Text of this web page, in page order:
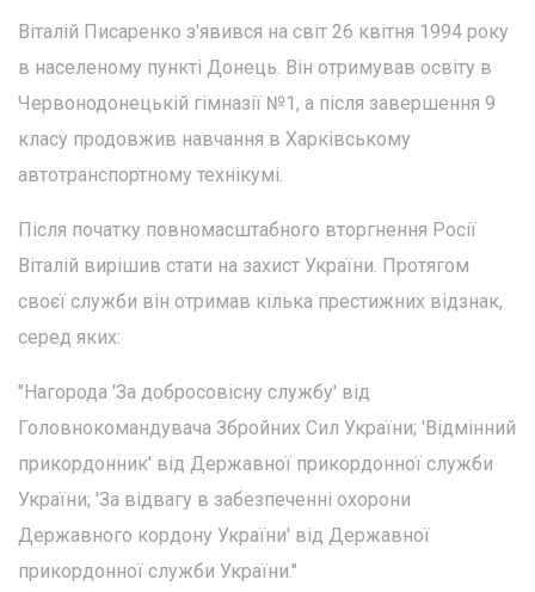
Віталій Писаренко з'явився на світ 26 квітня 1994 року
в населеному пункті Донець. Він отримував освіту в
Червонодонецькій гімназії №1, а після завершення 9
класу продовжив навчання в Харківському
автотранспортному технікумі.
Після початку повномасштабного вторгнення Росії
Віталій вирішив стати на захист України. Протягом
своєї служби він отримав кілька престижних відзнак,
серед яких:
"Нагорода 'За добросовісну службу' від
Головнокомандувача Збройних Сил України; 'Відмінний
прикордонник' від Державної прикордонної служби
України; 'За відвагу в забезпеченні охорони
Державного кордону України' від Державної
прикордонної служби України."